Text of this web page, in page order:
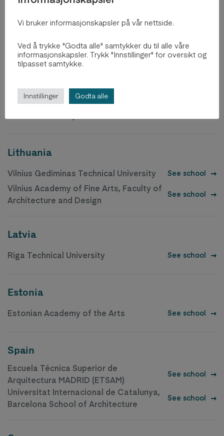
Conservation, School of Architecture
regular Erasmusagreement, contact
adm.)
See school
Iceland
Lithuania
Vilnius Gediminas Technical University See school
Vilnius Academy of Fine Arts, Faculty of
Architecture and Design
See school
Latvia
Riga Technical University See school
Estonia
Estonian Academy of the Arts See school
Spain
Escuela Técnica Superior de
Arquitectura MADRID (ETSAM)
See school
Universitat Internacional de Catalunya,
Barcelona School of Architecture
See school
Vi bruker informasjonskapsler på vår nettside.
Ved å trykke "Godta alle" samtykker du til alle våre
informasjonskapsler. Trykk "Innstillinger" for oversikt og
tilpasset samtykke.
Innstillinger Godta alle